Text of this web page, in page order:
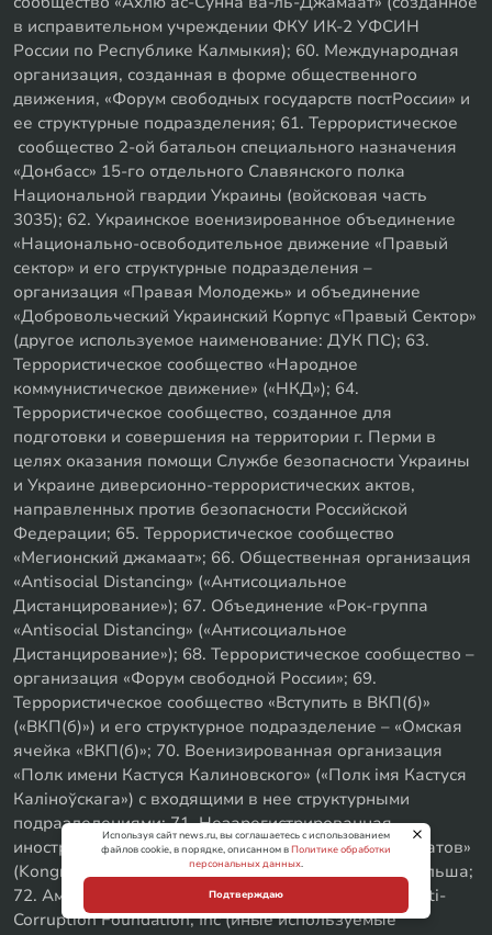
в исправительном учреждении ФКУ ИК-2 УФСИН
России по Республике Калмыкия); 60. Международная
организация, созданная в форме общественного
движения, «Форум свободных государств постРоссии» и
ее структурные подразделения; 61. Террористическое
сообщество 2-ой батальон специального назначения
«Донбасс» 15-го отдельного Славянского полка
Национальной гвардии Украины (войсковая часть
3035); 62. Украинское военизированное объединение
«Национально-освободительное движение «Правый
сектор» и его структурные подразделения –
организация «Правая Молодежь» и объединение
«Добровольческий Украинский Корпус «Правый Сектор»
(другое используемое наименование: ДУК ПС); 63.
Террористическое сообщество «Народное
коммунистическое движение» («НКД»); 64.
Террористическое сообщество, созданное для
подготовки и совершения на территории г. Перми в
целях оказания помощи Службе безопасности Украины
и Украине диверсионно-террористических актов,
направленных против безопасности Российской
Федерации; 65. Террористическое сообщество
«Мегионский джамаат»; 66. Общественная организация
«Antisocial Distancing» («Антисоциальное
Дистанцирование»); 67. Объединение «Рок-группа
«Antisocial Distancing» («Антисоциальное
Дистанцирование»); 68. Террористическое сообщество –
организация «Форум свободной России»; 69.
Террористическое сообщество «Вступить в ВКП(б)»
(«ВКП(б)») и его структурное подразделение – «Омская
ячейка «ВКП(б)»; 70. Военизированная организация
«Полк имени Кастуся Калиновского» («Полк iмя Кастуся
Калiноўскага») с входящими в нее структурными
подразделениями; 71. Незарегистрированная
иностранная организация «Съезд народных депутатов»
(Kongres Deputowanych Ludowych), Республика Польша;
72. Американская некоммерческая корпорация Anti-
Corruption Foundation, Inc (иные используемые
Используя сайт news.ru, вы соглашаетесь с использованием
файлов cookie, в порядке, описанном вПолитике обработки
персональных данных.
Подтверждаю